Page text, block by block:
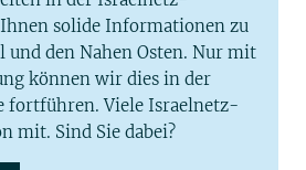
solide Informationen zu
und den Nahen Osten. Nur mit
können wir dies in der
fortführen. Viele Israelnetz-
mit. Sind Sie dabei?